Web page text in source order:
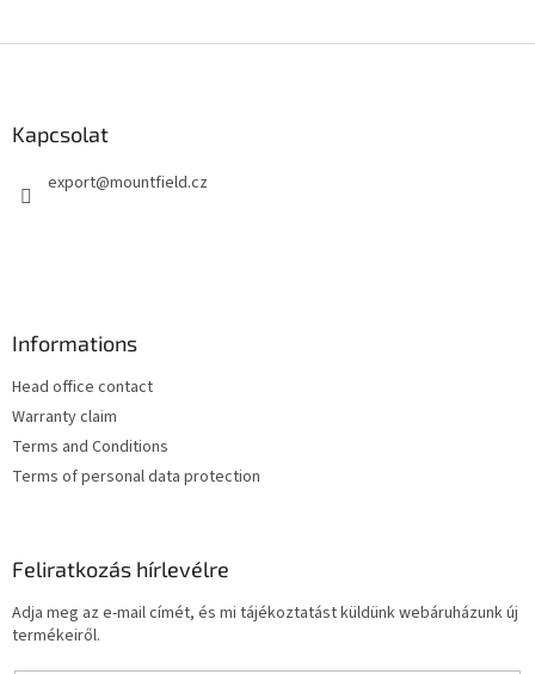
Kapcsolat
export@mountfield.cz
Informations
Head office contact
Warranty claim
Terms and Conditions
Terms of personal data protection
Feliratkozás hírlevélre
Adja meg az e-mail címét, és mi tájékoztatást küldünk webáruházunk új
termékeiről.